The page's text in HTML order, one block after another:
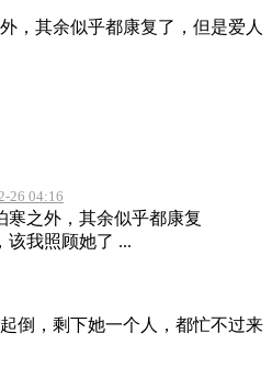
，其余似乎都康复了，但是爱人
26 04:16
寒之外，其余似乎都康复
该我照顾她了 ...
倒，剩下她一个人，都忙不过来